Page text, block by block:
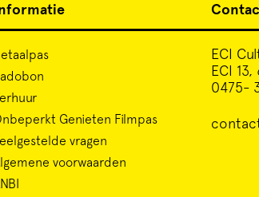
Genieten Filmpas
vragen
voorwaarden
ECI
ECI
0475-